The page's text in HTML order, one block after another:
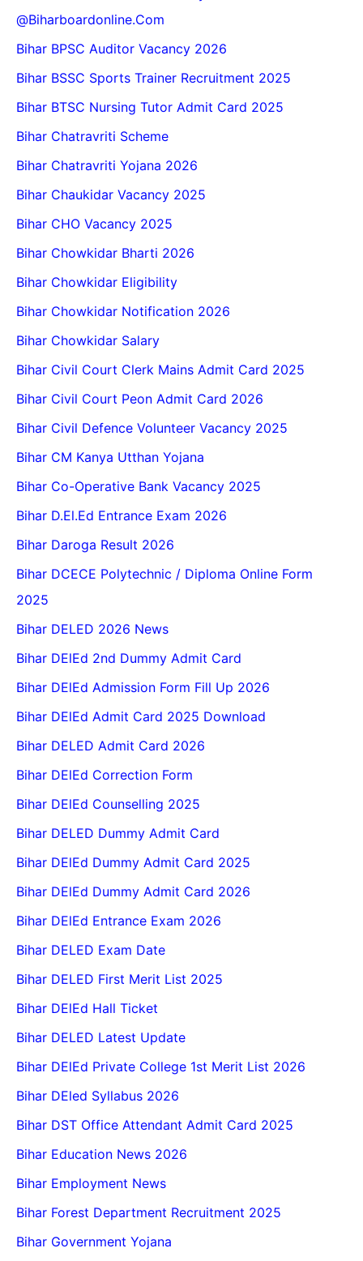
@biharboardonline.com
Bihar BPSC Auditor Vacancy 2026
Bihar BSSC Sports Trainer Recruitment 2025
Bihar BTSC Nursing Tutor Admit Card 2025
Bihar Chatravriti Scheme
Bihar Chatravriti Yojana 2026
Bihar Chaukidar Vacancy 2025
Bihar CHO Vacancy 2025
Bihar Chowkidar Bharti 2026
Bihar Chowkidar Eligibility
Bihar Chowkidar Notification 2026
Bihar Chowkidar Salary
Bihar Civil Court Clerk Mains Admit Card 2025
Bihar Civil Court Peon Admit Card 2026
Bihar Civil Defence Volunteer Vacancy 2025
Bihar CM Kanya Utthan Yojana
Bihar Co-Operative Bank Vacancy 2025
Bihar D.El.Ed Entrance Exam 2026
Bihar Daroga Result 2026
Bihar DCECE Polytechnic / Diploma Online Form
2025
Bihar DELED 2026 News
Bihar DElEd 2nd Dummy Admit Card
Bihar DElEd Admission Form Fill Up 2026
Bihar DElEd Admit Card 2025 Download
Bihar DELED Admit Card 2026
Bihar DElEd Correction Form
Bihar DElEd Counselling 2025
Bihar DELED Dummy Admit Card
Bihar DElEd Dummy Admit Card 2025
Bihar DElEd Dummy Admit Card 2026
Bihar DElEd Entrance Exam 2026
Bihar DELED Exam Date
Bihar DELED First Merit List 2025
Bihar DElEd Hall Ticket
Bihar DELED Latest Update
Bihar DElEd Private College 1st Merit List 2026
Bihar DEled Syllabus 2026
Bihar DST Office Attendant Admit Card 2025
Bihar Education News 2026
Bihar Employment News
Bihar Forest Department Recruitment 2025
Bihar Government Yojana